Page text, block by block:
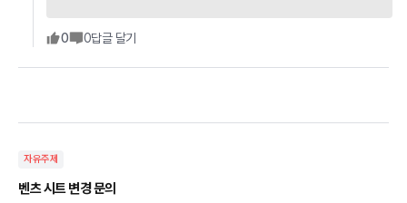
0 0답글 달기
자유주제
벤츠 시트 변경 문의